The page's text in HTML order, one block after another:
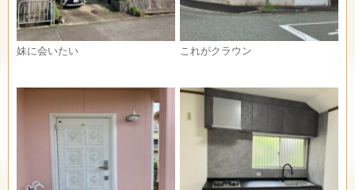
妹に会いたい これがクラウン